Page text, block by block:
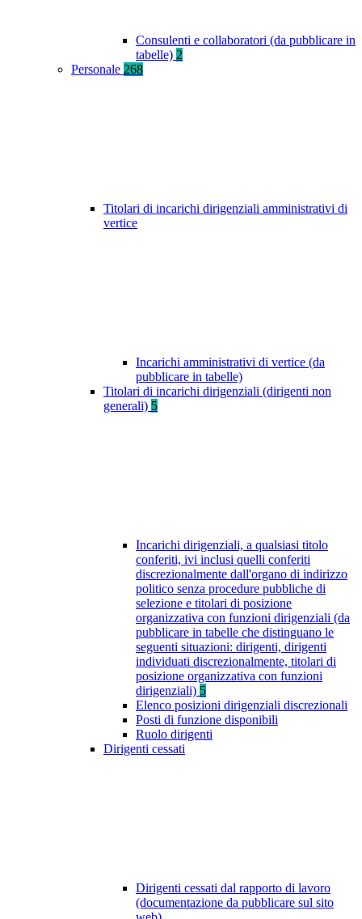
Consulenti e collaboratori (da pubblicare in
tabelle) 2
Personale 268
Titolari di incarichi dirigenziali amministrativi di
vertice
Incarichi amministrativi di vertice (da
pubblicare in tabelle)
Titolari di incarichi dirigenziali (dirigenti non
generali) 5
Incarichi dirigenziali, a qualsiasi titolo
conferiti, ivi inclusi quelli conferiti
discrezionalmente dall'organo di indirizzo
politico senza procedure pubbliche di
selezione e titolari di posizione
organizzativa con funzioni dirigenziali (da
pubblicare in tabelle che distinguano le
seguenti situazioni: dirigenti, dirigenti
individuati discrezionalmente, titolari di
posizione organizzativa con funzioni
dirigenziali) 5
Elenco posizioni dirigenziali discrezionali
Posti di funzione disponibili
Ruolo dirigenti
Dirigenti cessati
Dirigenti cessati dal rapporto di lavoro
(documentazione da pubblicare sul sito